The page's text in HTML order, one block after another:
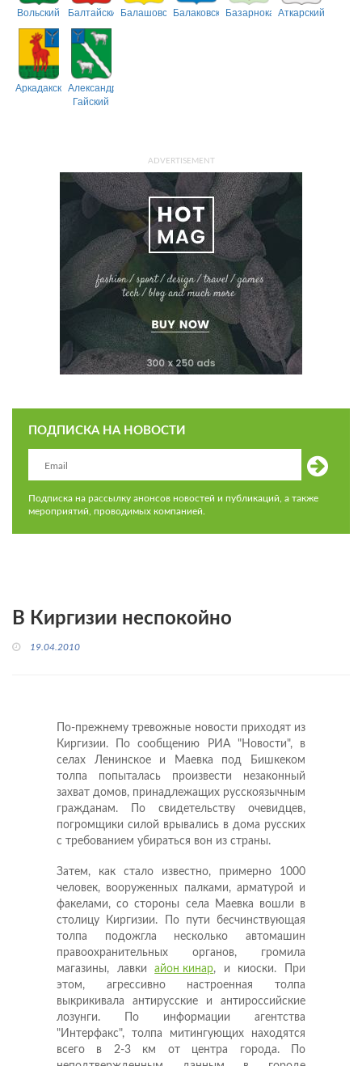
Вольский БалтайскийБалашовскийБалаковскийБазарнокарабулакский
Аткарский
АркадакскийАлександрово-
Гайский
ADVERTISEMENT
ПОДПИСКА НА НОВОСТИ
Подписка на рассылку анонсов новостей и публикаций, а также
мероприятий, проводимых компанией.
В Киргизии неспокойно
19.04.2010
По-прежнему тревожные новости приходят из
Киргизии. По сообщению РИА "Новости", в
селах Ленинское и Маевка под Бишкеком
толпа попыталась произвести незаконный
захват домов, принадлежащих русскоязычным
гражданам. По свидетельству очевидцев,
погромщики силой врывались в дома русских
с требованием убираться вон из страны.
Затем, как стало известно, примерно 1000
человек, вооруженных палками, арматурой и
факелами, со стороны села Маевка вошли в
столицу Киргизии. По пути бесчинствующая
толпа подожгла несколько автомашин
правоохранительных органов, громила
магазины, лавкиайон кинар, и киоски. При
этом, агрессивно настроенная толпа
выкрикивала антирусские и антироссийские
лозунги. По информации агентства
"Интерфакс", толпа митингующих находятся
всего в 2-3 км от центра города. По